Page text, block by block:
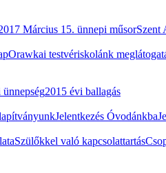
Március 15. ünnepi műsorSzent
Orawkai testvériskolánk
2015 évi ballagás
Jelentkezés Óvodánkba
Szülőkkel való kapcsolattartás